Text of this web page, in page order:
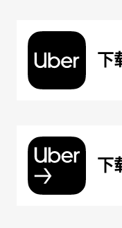
下
下